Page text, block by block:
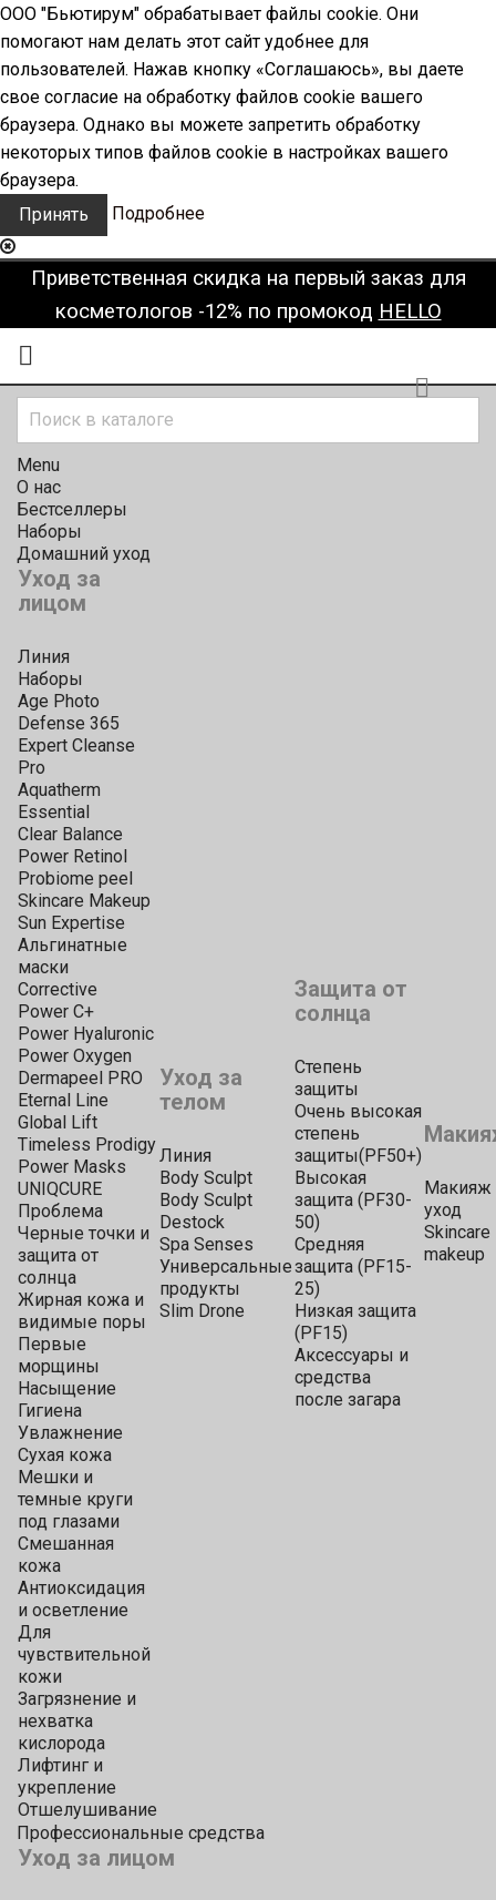
ООО "Бьютирум" обрабатывает файлы cookie. Они
помогают нам делать этот сайт удобнее для
пользователей. Нажав кнопку «Соглашаюсь», вы даете
свое согласие на обработку файлов cookie вашего
браузера. Однако вы можете запретить обработку
некоторых типов файлов cookie в настройках вашего
браузера.
Принять
Подробнее
Приветственная скидка на первый заказ для
косметологов -12% по промокод HELLO


Menu
О нас
Бестселлеры
Наборы
Домашний уход
Уход за
лицом
Линия
Наборы
Age Photo
Defense 365
Expert Cleanse
Pro
Aquatherm
Essential
Clear Balance
Power Retinol
Probiome peel
Skincare Makeup
Sun Expertise
Альгинатные
маски
Corrective
Power C+
Power Hyaluronic
Power Oxygen
Dermapeel PRO
Eternal Line
Global Lift
Timeless Prodigy
Power Masks
UNIQCURE
Проблема
Черные точки и
защита от
солнца
Жирная кожа и
видимые поры
Первые
морщины
Насыщение
Гигиена
Увлажнение
Сухая кожа
Мешки и
темные круги
под глазами
Смешанная
кожа
Антиоксидация
и осветление
Для
чувствительной
кожи
Загрязнение и
нехватка
кислорода
Лифтинг и
укрепление
Отшелушивание
Уход за
телом
Линия
Body Sculpt
Body Sculpt
Destock
Spa Senses
Универсальные
продукты
Slim Drone
Защита от
солнца
Степень
защиты
Очень высокая
степень
защиты(PF50+)
Высокая
защита (PF30-
50)
Средняя
защита (PF15-
25)
Низкая защита
(PF15)
Аксессуары и
средства
после загара
Макияж
уход
Skincare
makeup
Профессиональные средства
Уход за лицом